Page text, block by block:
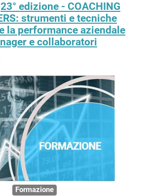
23° edizione - COACHING
strumenti e tecniche
la performance aziendale
e collaboratori
Formazione